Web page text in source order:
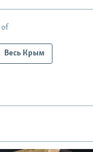
of
Весь Крым